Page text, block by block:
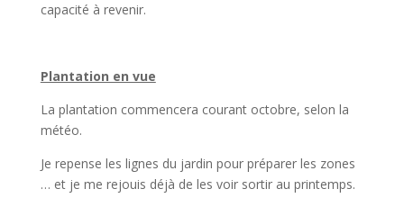
capacité à revenir.
Plantation en vue
La plantation commencera courant octobre, selon la
météo.
Je repense les lignes du jardin pour préparer les zones
… et je me rejouis déjà de les voir sortir au printemps.